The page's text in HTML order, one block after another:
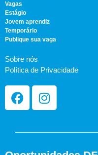
Vagas
Estágio
Jovem aprendiz
Temporário
Publique sua vaga
Sobre nós
Política de Privacidade